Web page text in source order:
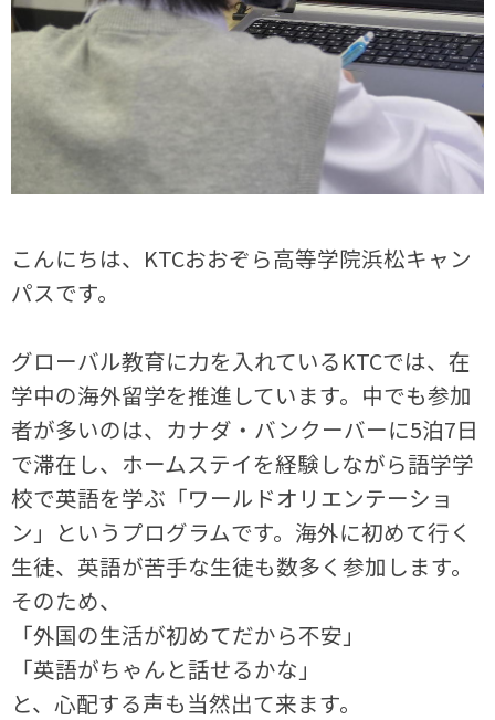
こんにちは、KTCおおぞら高等学院浜松キャン
パスです。
グローバル教育に力を入れているKTCでは、在
学中の海外留学を推進しています。中でも参加
者が多いのは、カナダ・バンクーバーに5泊7日
で滞在し、ホームステイを経験しながら語学学
校で英語を学ぶ「ワールドオリエンテーショ
ン」というプログラムです。海外に初めて行く
生徒、英語が苦手な生徒も数多く参加します。
そのため、
「外国の生活が初めてだから不安」
「英語がちゃんと話せるかな」
と、心配する声も当然出て来ます。